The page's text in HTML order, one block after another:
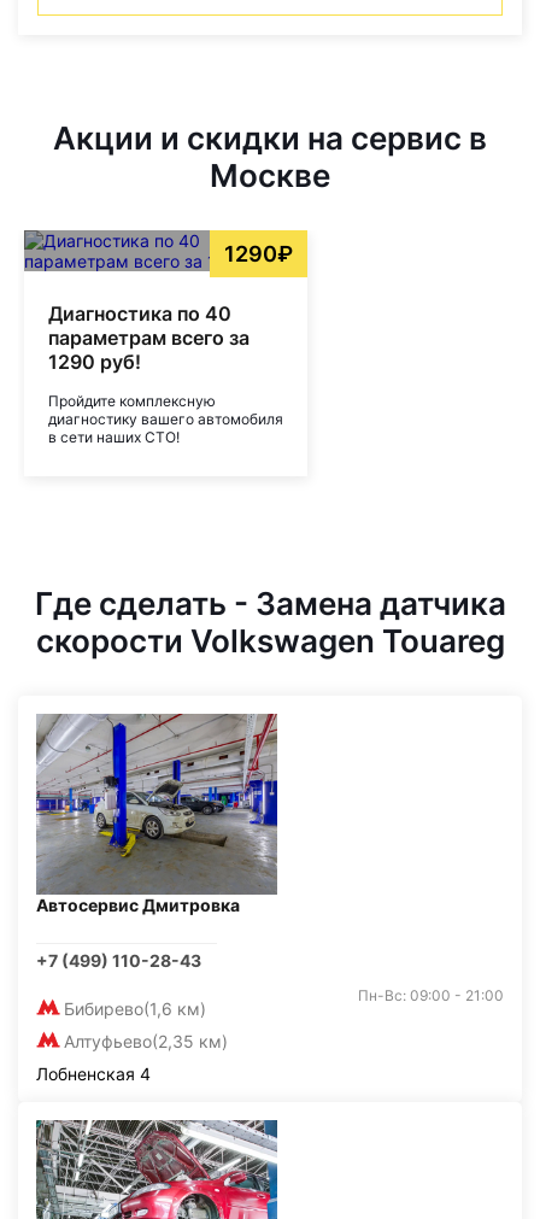
Акции и скидки на сервис в
Москве
1290₽
Диагностика по 40
параметрам всего за
1290 руб!
Пройдите комплексную
диагностику вашего автомобиля
в сети наших СТО!
Где сделать - Замена датчика
скорости Volkswagen Touareg
Автосервис Дмитровка
+7 (499) 110-28-43
Бибирево(1,6 км)
Алтуфьево(2,35 км)
Пн-Вс: 09:00 - 21:00
Лобненская 4